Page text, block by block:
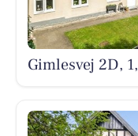
Gimlesvej 2D,